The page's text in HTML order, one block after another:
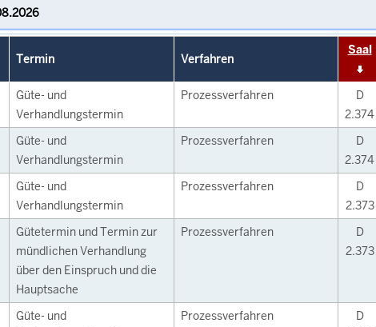
Termin Verfahren
Saal
Güte- und
Verhandlungstermin
Prozessverfahren
D
2.374
Güte- und
Verhandlungstermin
Prozessverfahren
D
2.374
Güte- und
Verhandlungstermin
Prozessverfahren
D
2.373
Gütetermin und Termin zur
mündlichen Verhandlung
über den Einspruch und die
Hauptsache
Prozessverfahren
D
2.373
Güte- und
Prozessverfahren
D